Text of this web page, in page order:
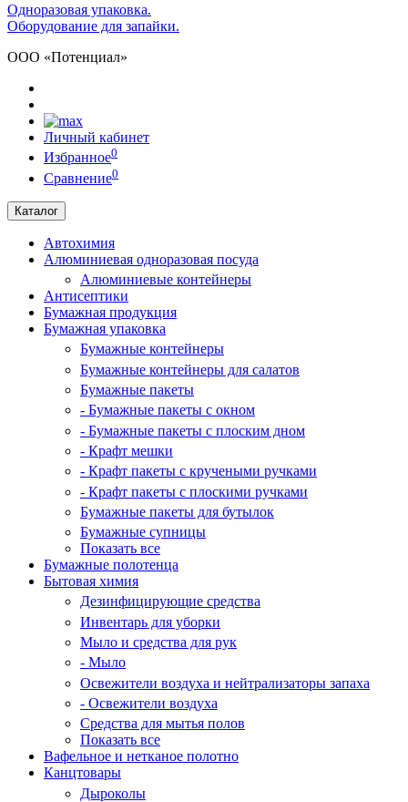
Одноразовая упаковка.
Оборудование для запайки.
ООО «Потенциал»
Личный кабинет
Избранное0
Сравнение0
Каталог
Автохимия
Алюминиевая одноразовая посуда
Алюминиевые контейнеры
Антисептики
Бумажная продукция
Бумажная упаковка
Бумажные контейнеры
Бумажные контейнеры для салатов
Бумажные пакеты
- Бумажные пакеты с окном
- Бумажные пакеты с плоским дном
- Крафт мешки
- Крафт пакеты с кручеными ручками
- Крафт пакеты с плоскими ручками
Бумажные пакеты для бутылок
Бумажные супницы
Показать все
Бумажные полотенца
Бытовая химия
Дезинфицирующие средства
Инвентарь для уборки
Мыло и средства для рук
- Мыло
Освежители воздуха и нейтрализаторы запаха
- Освежители воздуха
Средства для мытья полов
Показать все
Вафельное и нетканое полотно
Канцтовары
Дыроколы